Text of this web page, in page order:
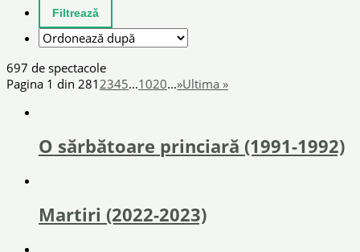
697 de spectacole
Pagina 1 din 281 2345...1020...»Ultima »
O sărbătoare princiară (1991-1992)
Martiri (2022-2023)